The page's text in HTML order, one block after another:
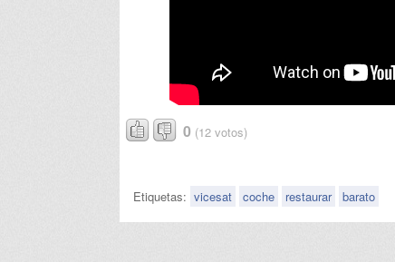
0 (12 votos)
Etiquetas: vicesat coche restaurar barato